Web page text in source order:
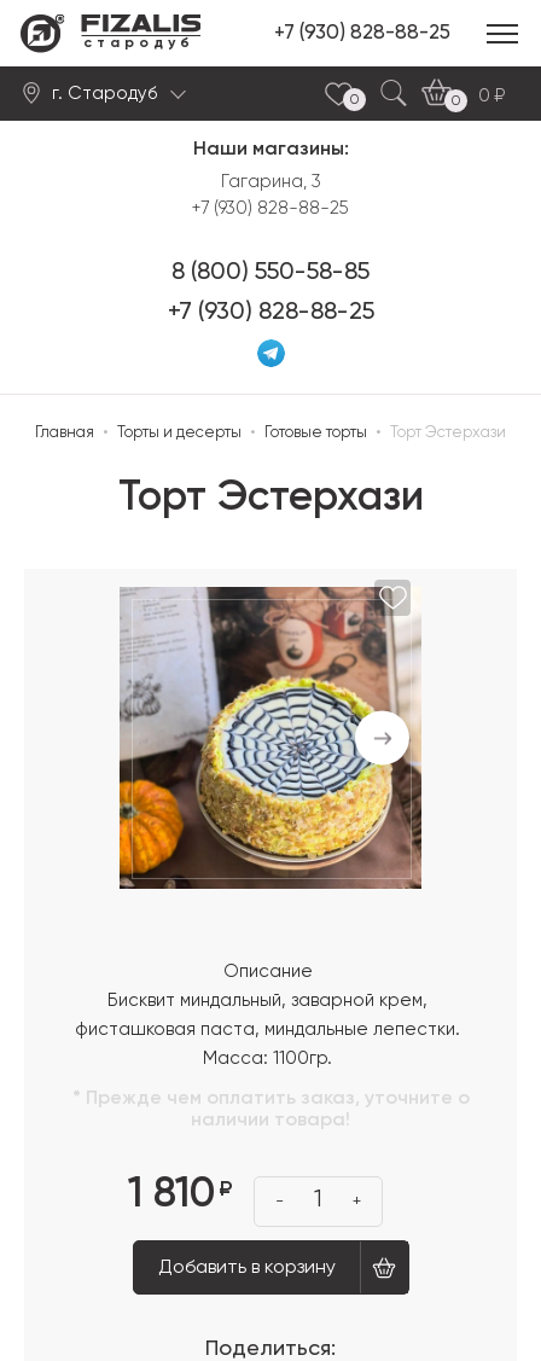
стародуб +7 (930) 828-88-25
г. Стародуб 0 0
0
Наши магазины:
Гагарина, 3
+7 (930) 828-88-25
8 (800) 550-58-85
+7 (930) 828-88-25
Главная • Торты и десерты • Готовые торты • Торт Эстерхази
Торт Эстерхази
Описание
Бисквит миндальный, заварной крем,
фисташковая паста, миндальные лепестки.
Масса: 1100гр.
* Прежде чем оплатить заказ, уточните о
наличии товара!
1 810 ₽
- 1 +
Добавить в корзину
Поделиться: